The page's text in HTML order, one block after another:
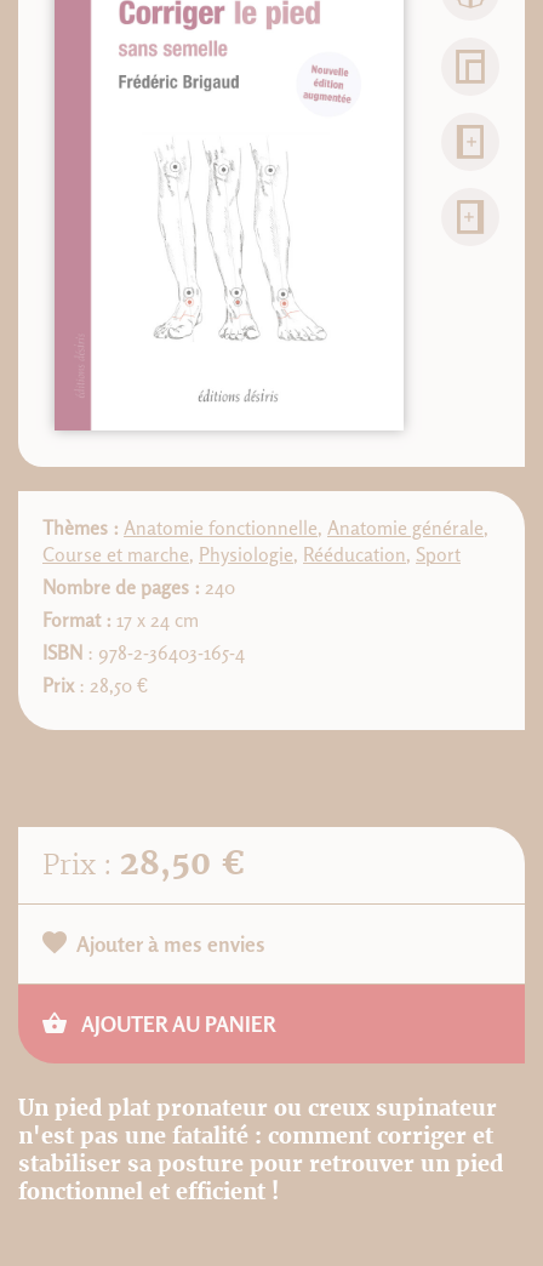
Thèmes : Anatomie fonctionnelle, Anatomie générale,
Course et marche, Physiologie, Rééducation, Sport
Nombre de pages : 240
Format : 17 x 24 cm
ISBN : 978-2-36403-165-4
Prix: 28,50 €
Prix : 28,50 €
Ajouter à mes envies
AJOUTER AU PANIER
Un pied plat pronateur ou creux supinateur
n'est pas une fatalité : comment corriger et
stabiliser sa posture pour retrouver un pied
fonctionnel et efficient !